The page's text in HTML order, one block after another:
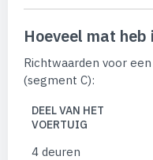
Hoeveel mat heb
Richtwaarden voor
(segment C):
DEEL VAN HET
VOERTUIG
4 deuren